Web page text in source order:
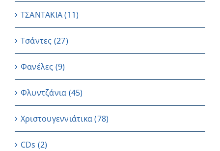
ΤΣΑΝΤΑΚΙΑ (11)
Τσάντες (27)
Φανέλες (9)
Φλυντζάνια (45)
Χριστουγεννιάτικα(78)
CDs (2)